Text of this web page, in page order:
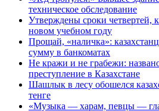
техническое обследование
Утверждены сроки четвертей,
новом учебном году
Прощай, «наличка»:
сумму в банкоматах
Не кражи и не грабежи:
преступление в Казахстане
Шашлык в лесу обошелся
тенге
«Музыка — харам, певцы —